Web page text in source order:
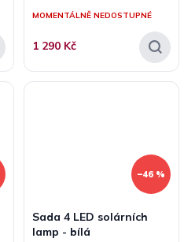
MOMENTÁLNĚ NEDOSTUPNÉ
1 290 Kč
–46 %
Sada 4 LED solárních
lamp - bílá